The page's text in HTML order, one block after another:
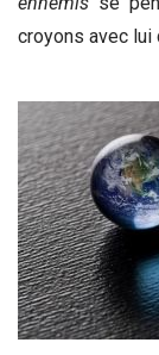
croyons avec lui